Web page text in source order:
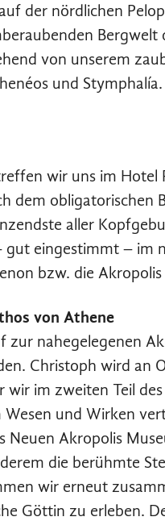
der nördlichen
Bergwelt
von unserem
und Stymphalía.
wir uns im Hotel
dem obligatorischen
aller
eingestimmt – im
bzw. die
von Athene
zur nahegelegenen
Christoph wird an
im zweiten Teil
und Wirken
Neuen Akropolis
die berühmte
wir erneut
Göttin zu erleben.